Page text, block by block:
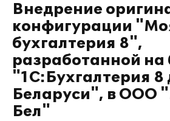
Внедрение
конфигурации
бухгалтерия 8",
разработанной на
"1С:Бухгалтерия 8
Беларуси", в ООО
Бел"